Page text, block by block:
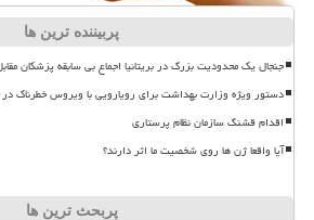
پربیننده ترین ها
جنجال یک محدودیت بزرگ در بریتانیا اجماع بی سابقه پزشکان
دستور ویژه وزارت بهداشت برای رویارویی با ویروس خطرناک
اقدام قشنگ سازمان نظام پرستاری
آیا واقعا ژن ها روی شخصیت ما اثر دارند؟
پربحث ترین ها